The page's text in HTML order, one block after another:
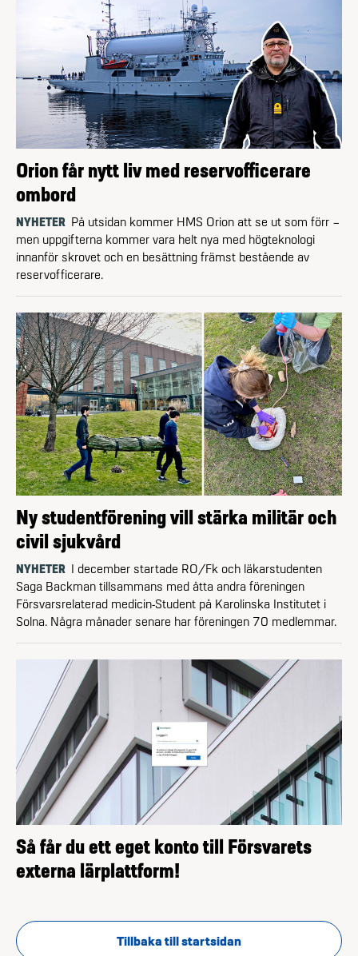
Orion får nytt liv med reservofficerare
ombord
NYHETER På utsidan kommer HMS Orion att se ut som förr –
men uppgifterna kommer vara helt nya med högteknologi
innanför skrovet och en besättning främst bestående av
reserv­officerare.
Ny studentförening vill stärka militär och
civil sjukvård
NYHETER I december startade RO/Fk och läkarstudenten
Saga Backman tillsammans med åtta andra föreningen
Försvarsrelaterad medicin-Student på Karolinska Institutet i
Solna. Några månader senare har föreningen 70 medlemmar.
Så får du ett eget konto till Försvarets
externa lärplattform!
Tillbaka till startsidan